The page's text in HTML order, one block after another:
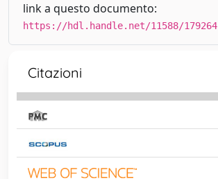
link a questo documento:
https://hdl.handle.net/11588/179264
Citazioni